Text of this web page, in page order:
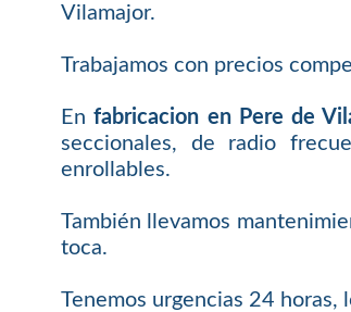
Vilamajor.
Trabajamos con precios
Enfabricacion en Pere de
seccionales, de radio
enrollables.
También llevamos
toca.
Tenemos urgencias 24 horas,